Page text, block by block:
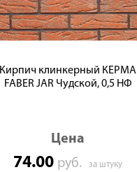
Кирпич клинкерный КЕРМА
FABER JAR Чудской, 0,5 НФ
Цена
74.00 руб.за штуку